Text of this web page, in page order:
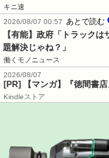
キニ速
2026/08/07 00:57
あとで読む
【有能】政府「トラック
題解決じゃね？」
働くモノニュース
2026/08/07
[PR] 【マンガ】『徳間書
Kindleストア